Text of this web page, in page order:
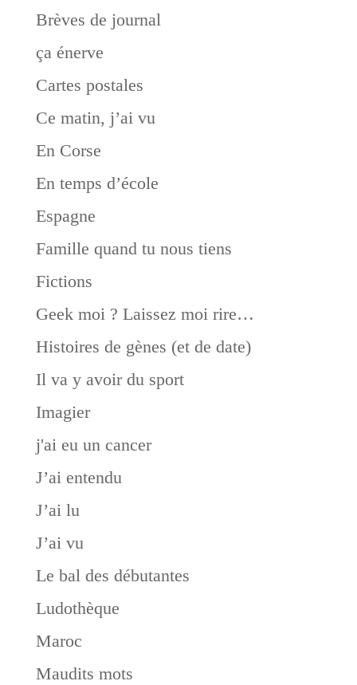
Brèves de journal
ça énerve
Cartes postales
Ce matin, j’ai vu
En Corse
En temps d’école
Espagne
Famille quand tu nous tiens
Fictions
Geek moi ? Laissez moi rire…
Histoires de gènes (et de date)
Il va y avoir du sport
Imagier
j'ai eu un cancer
J’ai entendu
J’ai lu
J’ai vu
Le bal des débutantes
Ludothèque
Maroc
Maudits mots